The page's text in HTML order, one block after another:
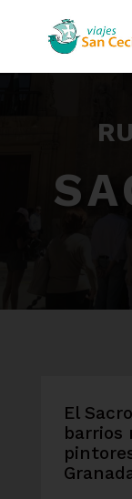
El
barrios